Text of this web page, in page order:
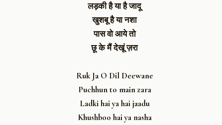
लड़की है या है जादू
खुशबू है या नशा
पास वो आये तो
छू के मैं देखूं ज़रा
Ruk Ja O Dil Deewane
Puchhun to main zara
Ladki hai ya hai jaadu
Khushboo hai ya nasha